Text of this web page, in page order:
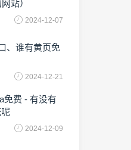
站）
2024-12-07
、谁有黄页免
2024-12-21
免费 - 有没有
2024-12-09